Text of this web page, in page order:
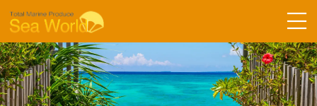
Sea Worldについて
コース紹介